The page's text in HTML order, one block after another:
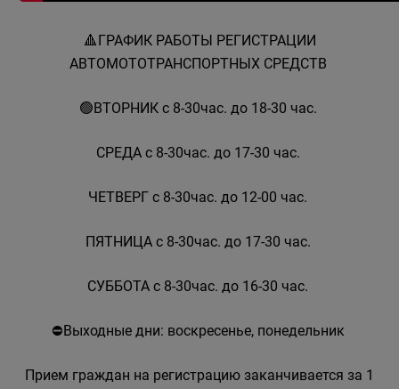
🔺️ГРАФИК РАБОТЫ РЕГИСТРАЦИИ
АВТОМОТОТРАНСПОРТНЫХ СРЕДСТВ
🟢ВТОРНИК с 8-30час. до 18-30 час.
СРЕДА с 8-30час. до 17-30 час.
ЧЕТВЕРГ с 8-30час. до 12-00 час.
ПЯТНИЦА с 8-30час. до 17-30 час.
СУББОТА с 8-30час. до 16-30 час.
⛔Выходные дни: воскресенье, понедельник
Прием граждан на регистрацию заканчивается за 1